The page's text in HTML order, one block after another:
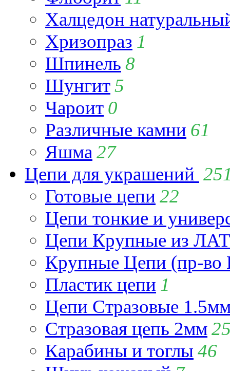
Халцедон
Хризопраз 1
Шпинель 8
Шунгит5
Чароит 0
Различные камни 61
Яшма 27
Цепи для украшений
Готовые цепи 22
Цепи тонкие и
Цепи Крупные из
Крупные Цепи (пр-во
Пластик цепи 1
Цепи Стразовые
Стразовая цепь 2мм
Карабины и тоглы 46